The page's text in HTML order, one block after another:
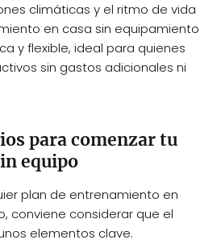
climáticas y el ritmo de vida
en casa sin equipamiento
y flexible, ideal para quienes
sin gastos adicionales ni
para comenzar tu
equipo
plan de entrenamiento en
conviene considerar que el
elementos clave.